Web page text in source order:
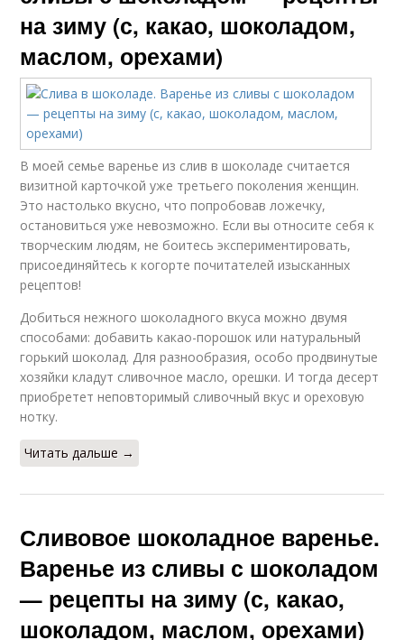
на зиму (с, какао, шоколадом,
маслом, орехами)
В моей семье варенье из слив в шоколаде считается
визитной карточкой уже третьего поколения женщин.
Это настолько вкусно, что попробовав ложечку,
остановиться уже невозможно. Если вы относите себя к
творческим людям, не боитесь экспериментировать,
присоединяйтесь к когорте почитателей изысканных
рецептов!
Добиться нежного шоколадного вкуса можно двумя
способами: добавить какао-порошок или натуральный
горький шоколад. Для разнообразия, особо продвинутые
хозяйки кладут сливочное масло, орешки. И тогда десерт
приобретет неповторимый сливочный вкус и ореховую
нотку.
Читать дальше →
Сливовое шоколадное варенье.
Варенье из сливы с шоколадом
— рецепты на зиму (с, какао,
шоколадом, маслом, орехами)